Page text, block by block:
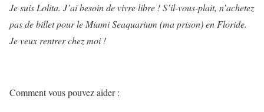
Je suis Lolita. J’ai besoin de vivre libre ! S’il-vous-plait, n’achetez
pas de billet pour le Miami Seaquarium (ma prison) en Floride.
Je veux rentrer chez moi !
Comment vous pouvez aider :